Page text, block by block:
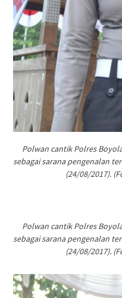
Polwan cantik Polres
sebagai sarana pengenalan
(24/08/2017).
Polwan cantik Polres
sebagai sarana pengenalan
(24/08/2017).